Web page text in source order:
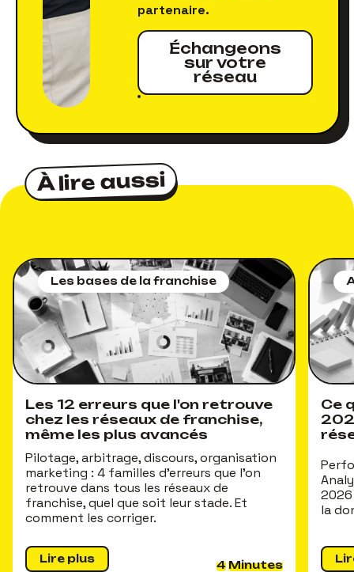
partenaire.
Échangeons
sur votre
réseau
À lire aussi
À lire aussi
Les bases de la franchise
Les 12 erreurs que l'on retrouve
chez les réseaux de franchise,
même les plus avancés
Pilotage, arbitrage, discours, organisation
marketing : 4 familles d'erreurs que l'on
retrouve dans tous les réseaux de
franchise, quel que soit leur stade. Et
comment les corriger.
Lire plus 4 Minutes
Ce
2026
la